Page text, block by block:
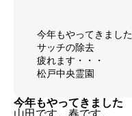
今年もやってきました
サッチの除去
疲れます・・・
松戸中央霊園
今年もやってきました